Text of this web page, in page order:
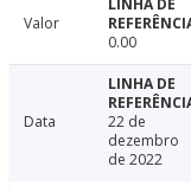
Valor
0.00
Data
22 de
dezembro
de 2022